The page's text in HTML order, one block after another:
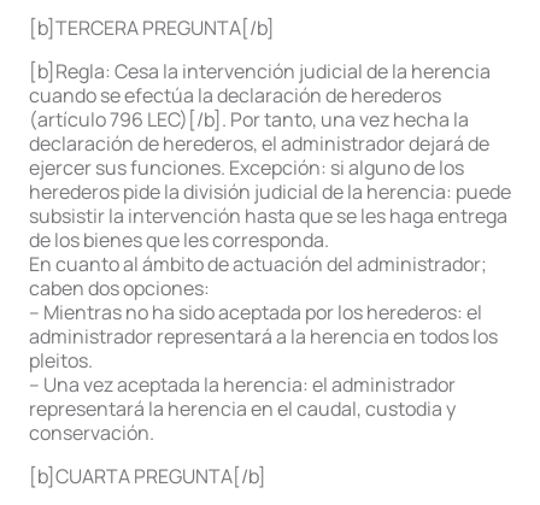
[b]TERCERA PREGUNTA[/b]
[b]Regla: Cesa la intervención judicial de la herencia
cuando se efectúa la declaración de herederos
(artículo 796 LEC)[/b]. Por tanto, una vez hecha la
declaración de herederos, el administrador dejará de
ejercer sus funciones. Excepción: si alguno de los
herederos pide la división judicial de la herencia: puede
subsistir la intervención hasta que se les haga entrega
de los bienes que les corresponda.
En cuanto al ámbito de actuación del administrador;
caben dos opciones:
– Mientras no ha sido aceptada por los herederos: el
administrador representará a la herencia en todos los
pleitos.
– Una vez aceptada la herencia: el administrador
representará la herencia en el caudal, custodia y
conservación.
[b]CUARTA PREGUNTA[/b]